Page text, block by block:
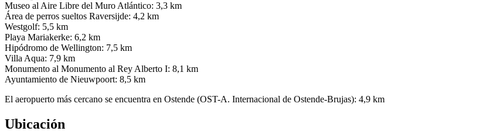
Museo al Aire Libre del Muro Atlántico: 3,3 km
Área de perros sueltos Raversijde: 4,2 km
Westgolf: 5,5 km
Playa Mariakerke: 6,2 km
Hipódromo de Wellington: 7,5 km
Villa Aqua: 7,9 km
Monumento al Monumento al Rey Alberto I: 8,1 km
Ayuntamiento de Nieuwpoort: 8,5 km
El aeropuerto más cercano se encuentra en Ostende (OST-A. Internacional de Ostende-Brujas): 4,9 km
Ubicación